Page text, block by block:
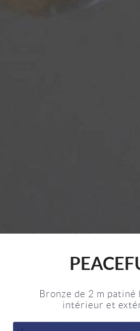
Bronze de 2 m patiné
intérieur et